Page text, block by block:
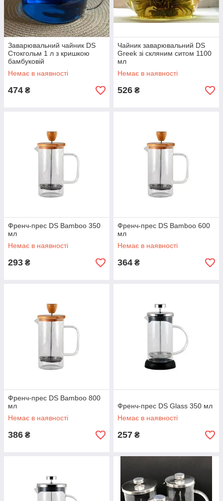
Заварювальний чайник DS
Стокгольм 1 л з кришкою
бамбуковій
Немає в наявності
474 ₴
Чайник заварювальний DS
Greek зі скляним ситом 1100
мл
Немає в наявності
526 ₴
Френч-прес DS Bamboo 350
мл
Немає в наявності
293 ₴
Френч-прес DS Bamboo 600
мл
Немає в наявності
364 ₴
Френч-прес DS Bamboo 800
мл
Немає в наявності
386 ₴
Френч-прес DS Glass 350 мл
Немає в наявності
257 ₴